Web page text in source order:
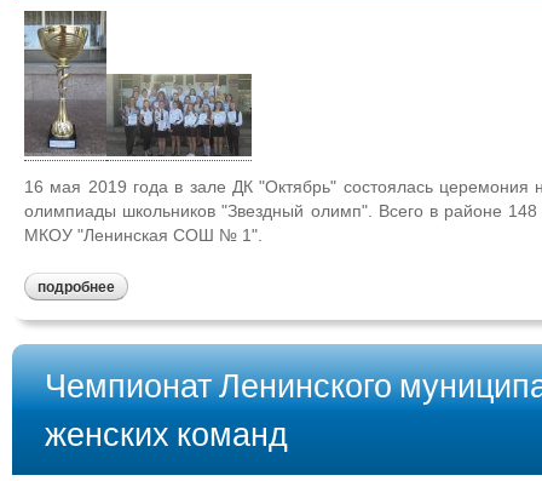
16 мая 2019 года в зале ДК "Октябрь" состоялась церемония
олимпиады школьников "Звездный олимп". Всего в районе
МКОУ "Ленинская СОШ № 1".
подробнее
Чемпионат Ленинского
женских команд